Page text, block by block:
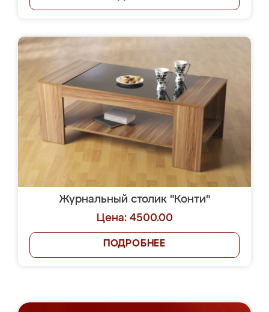
Журнальный столик "Конти"
Цена: 4500.00
ПОДРОБНЕЕ